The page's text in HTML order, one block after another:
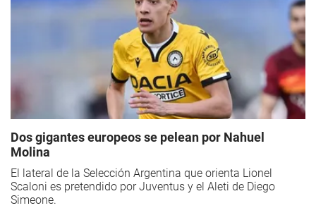
Dos gigantes europeos se pelean por Nahuel
Molina
El lateral de la Selección Argentina que orienta Lionel
Scaloni es pretendido por Juventus y el Aleti de Diego
Simeone.